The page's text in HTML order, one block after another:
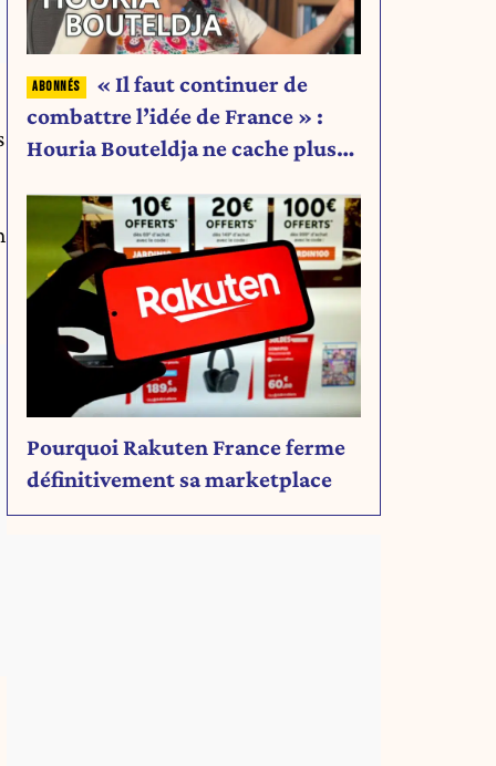
« Il faut continuer de
combattre l’idée de France » :
Houria Bouteldja ne cache plus
Pourquoi Rakuten France ferme
définitivement sa marketplace